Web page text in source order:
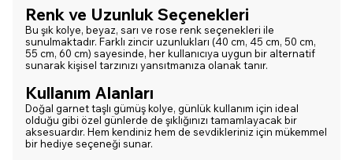
Renk ve Uzunluk Seçenekleri
Bu şık kolye, beyaz, sarı ve rose renk seçenekleri ile
sunulmaktadır. Farklı zincir uzunlukları (40 cm, 45 cm, 50 cm,
55 cm, 60 cm) sayesinde, her kullanıcıya uygun bir alternatif
sunarak kişisel tarzınızı yansıtmanıza olanak tanır.
Kullanım Alanları
Doğal garnet taşlı gümüş kolye, günlük kullanım için ideal
olduğu gibi özel günlerde de şıklığınızı tamamlayacak bir
aksesuardır. Hem kendiniz hem de sevdikleriniz için mükemmel
bir hediye seçeneği sunar.